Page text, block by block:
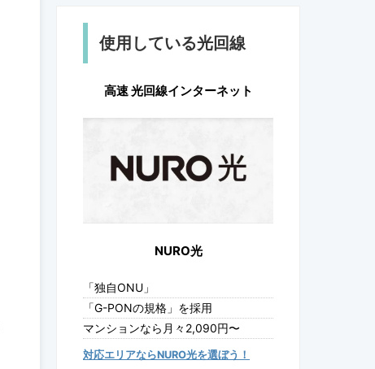
使用している光回線
高速 光回線インターネット
NURO光
「独自ONU」
「G-PONの規格」を採用
マンションなら月々2,090円〜
対応エリアならNURO光を選ぼう！